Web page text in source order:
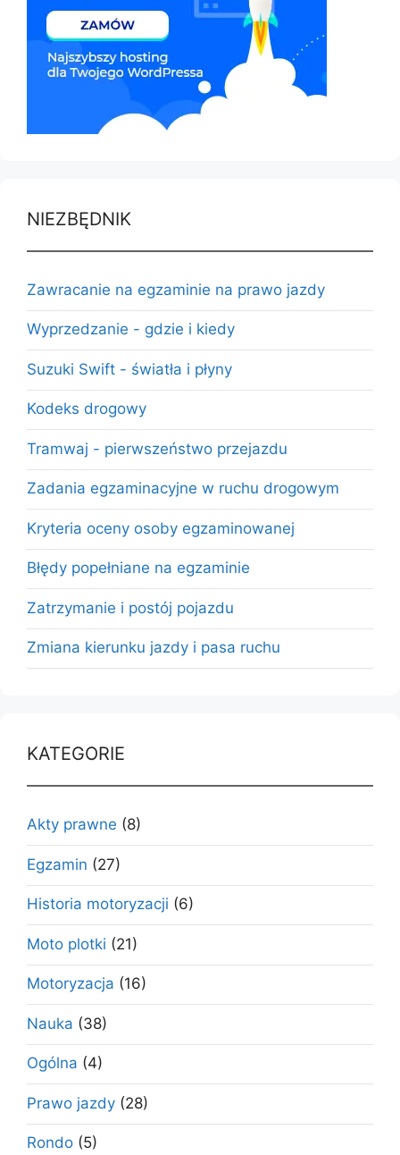
NIEZBĘDNIK
Zawracanie na egzaminie na prawo jazdy
Wyprzedzanie - gdzie i kiedy
Suzuki Swift - światła i płyny
Kodeks drogowy
Tramwaj - pierwszeństwo przejazdu
Zadania egzaminacyjne w ruchu drogowym
Kryteria oceny osoby egzaminowanej
Błędy popełniane na egzaminie
Zatrzymanie i postój pojazdu
Zmiana kierunku jazdy i pasa ruchu
KATEGORIE
Akty prawne (8)
Egzamin (27)
Historia motoryzacji (6)
Moto plotki (21)
Motoryzacja (16)
Nauka (38)
Ogólna (4)
Prawo jazdy (28)
Rondo (5)